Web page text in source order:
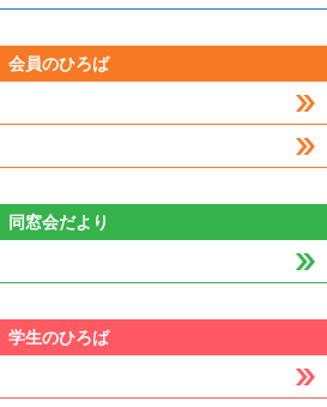
会員のひろば
同窓会だより
学生のひろば